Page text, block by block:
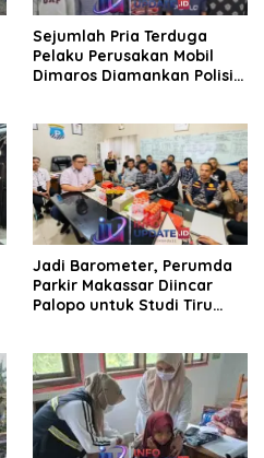
Sejumlah Pria Terduga
Pelaku Perusakan Mobil
Dimaros Diamankan Polisi.
Jadi Barometer, Perumda
Parkir Makassar Diincar
Palopo untuk Studi Tiru